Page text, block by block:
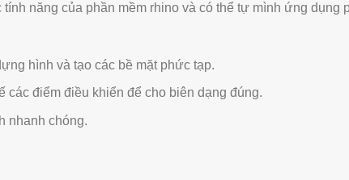
năng của phần mềm rhino và có thể tự mình ứng dụng
hình và tạo các bề mặt phức tạp.
các điểm điều khiển để cho biên dạng đúng.
nhanh chóng.